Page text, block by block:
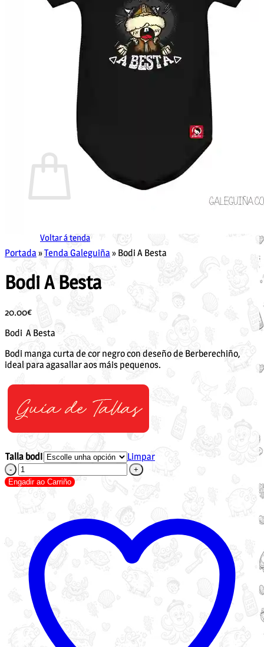
Non hai produtos no carriño.
Voltar á tenda
Voltar á tenda
Portada »Tenda Galeguiña » Bodi A Besta
Bodi A Besta
20.00€
Bodi A Besta
Bodi manga curta de cor negro con deseño de Berberechiño,
ideal para agasallar aos máis pequenos.
Talla bodi
Limpar
Bodi
A
Besta
Engadir ao Carriño